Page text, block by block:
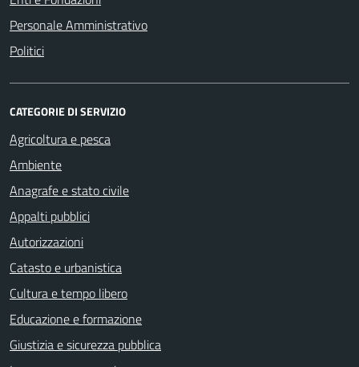
Personale Amministrativo
Politici
CATEGORIE DI SERVIZIO
Agricoltura e pesca
Ambiente
Anagrafe e stato civile
Appalti pubblici
Autorizzazioni
Catasto e urbanistica
Cultura e tempo libero
Educazione e formazione
Giustizia e sicurezza pubblica